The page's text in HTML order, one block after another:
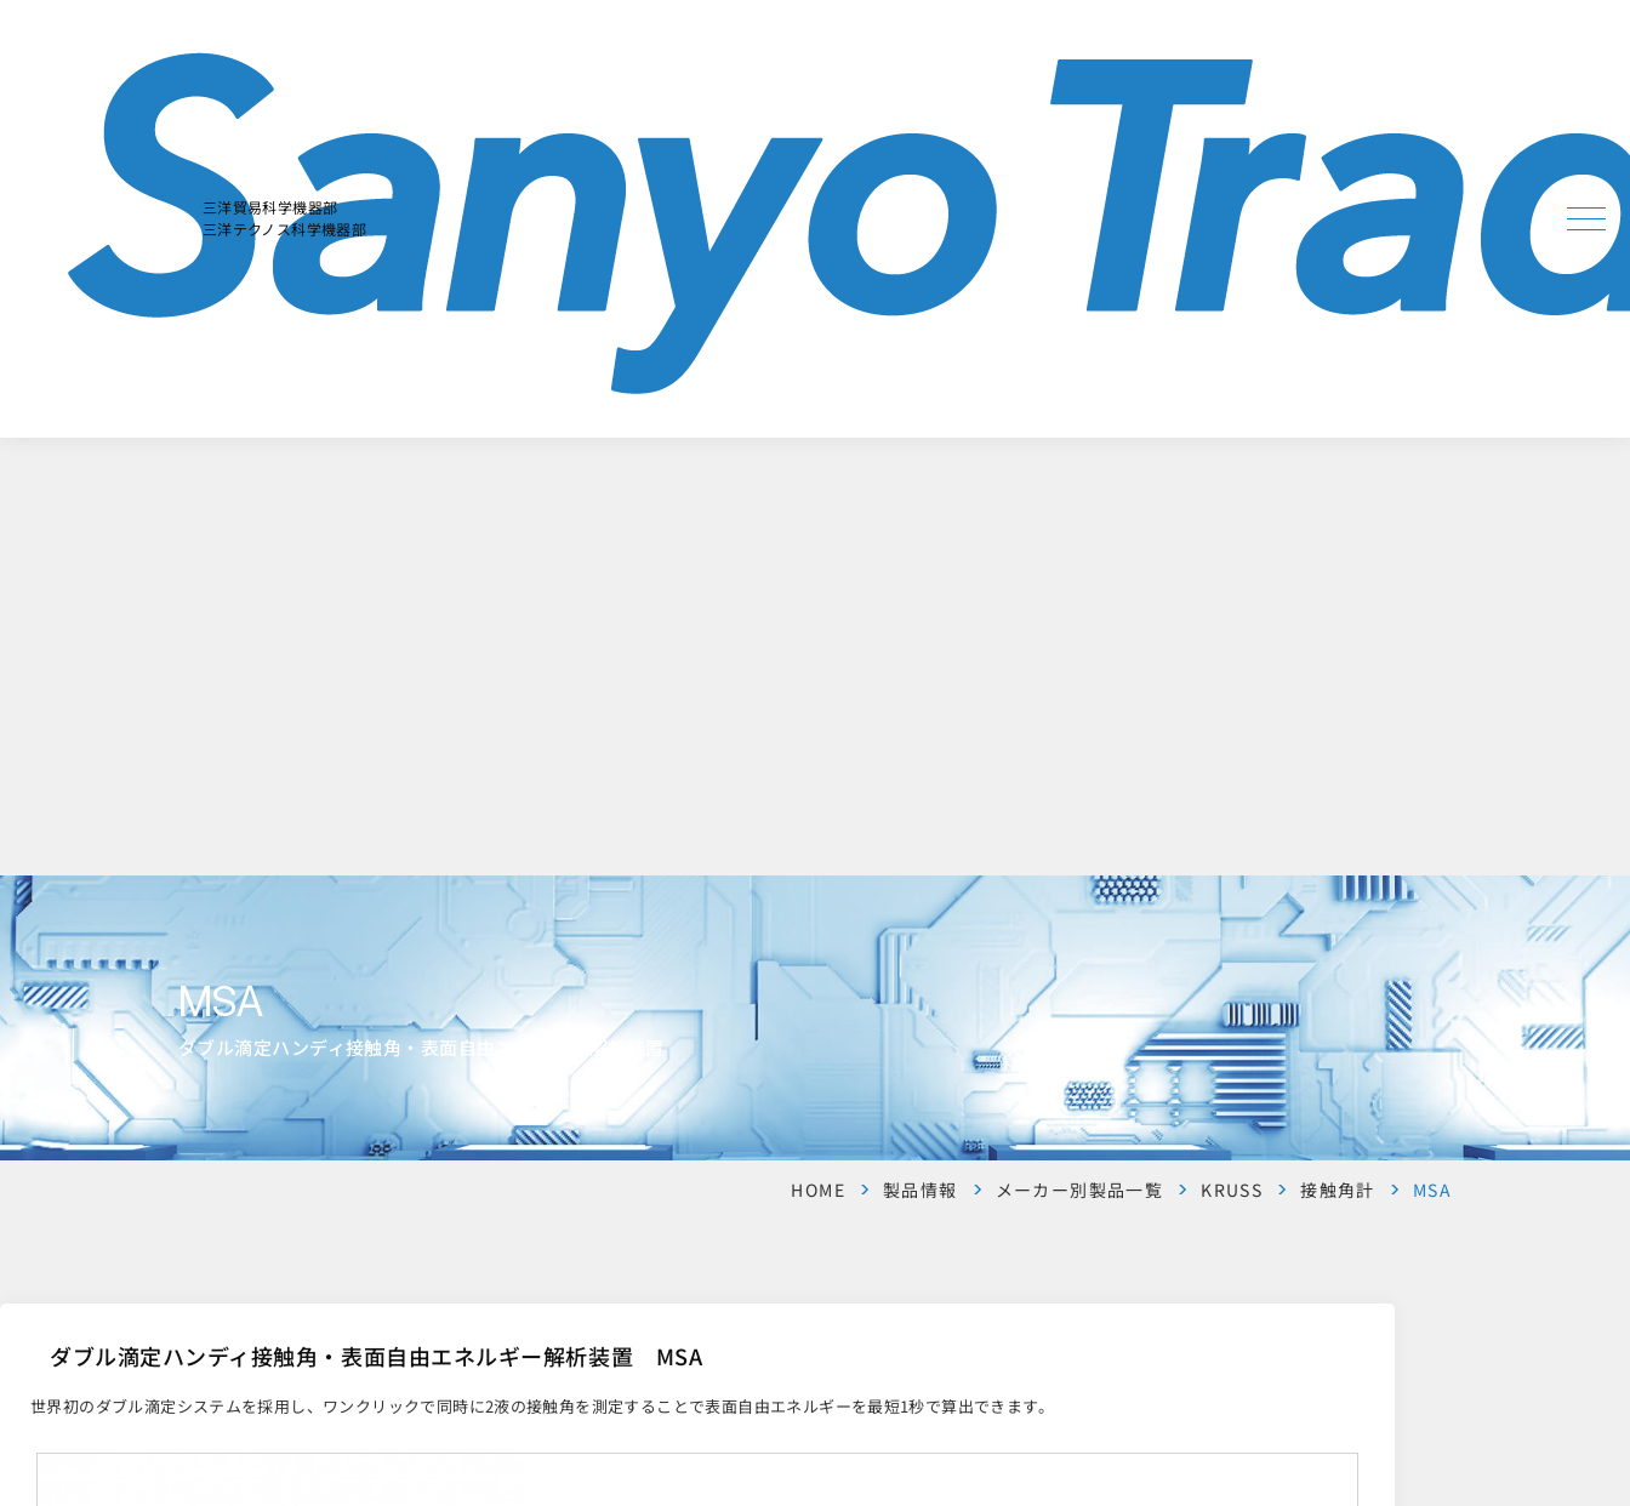
三洋貿易科学機器部
三洋テクノス科学機器部
MSA
ダブル滴定ハンディ接触角・表面自由エネルギー解析装置
HOME 製品情報 メーカー別製品一覧 KRUSS 接触角計 MSA
ダブル滴定ハンディ接触角・表面自由エネルギー解析装置 MSA
世界初のダブル滴定システムを採用し、ワンクリックで同時に2液の接触角を測定することで表面自由エネルギーを最短1秒で算出できます。